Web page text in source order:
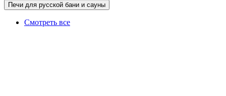
Печи для русской бани и сауны
Смотреть все